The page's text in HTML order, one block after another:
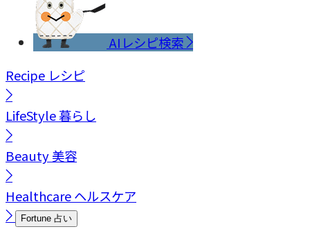
AIレシピ検索
Recipe レシピ
LifeStyle暮らし
Beauty美容
Healthcareヘルスケア
Fortune 占い